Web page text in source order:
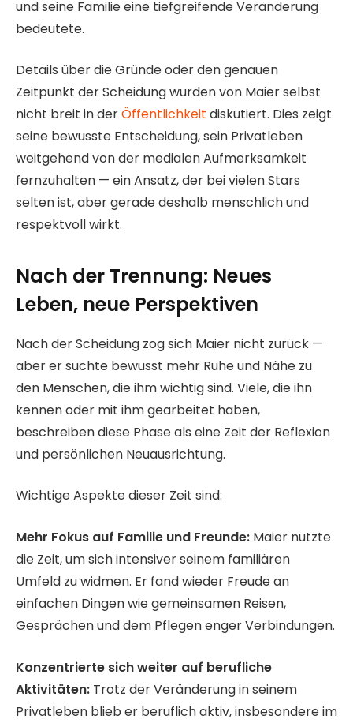
und seine Familie eine tiefgreifende Veränderung
bedeutete.
Details über die Gründe oder den genauen
Zeitpunkt der Scheidung wurden von Maier selbst
nicht breit in derÖffentlichkeit diskutiert. Dies zeigt
seine bewusste Entscheidung, sein Privatleben
weitgehend von der medialen Aufmerksamkeit
fernzuhalten — ein Ansatz, der bei vielen Stars
selten ist, aber gerade deshalb menschlich und
respektvoll wirkt.
Nach der Trennung: Neues
Leben, neue Perspektiven
Nach der Scheidung zog sich Maier nicht zurück —
aber er suchte bewusst mehr Ruhe und Nähe zu
den Menschen, die ihm wichtig sind. Viele, die ihn
kennen oder mit ihm gearbeitet haben,
beschreiben diese Phase als eine Zeit der Reflexion
und persönlichen Neuausrichtung.
Wichtige Aspekte dieser Zeit sind:
Mehr Fokus auf Familie und Freunde: Maier nutzte
die Zeit, um sich intensiver seinem familiären
Umfeld zu widmen. Er fand wieder Freude an
einfachen Dingen wie gemeinsamen Reisen,
Gesprächen und dem Pflegen enger Verbindungen.
Konzentrierte sich weiter auf berufliche
Aktivitäten: Trotz der Veränderung in seinem
Privatleben blieb er beruflich aktiv, insbesondere im